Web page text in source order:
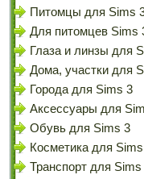
Питомцы для Sims
Для питомцев Sims
Глаза и линзы для
Дома, участки для
Города для Sims 3
Аксессуары для
Обувь для Sims 3
Косметика для
Транспорт для Sims